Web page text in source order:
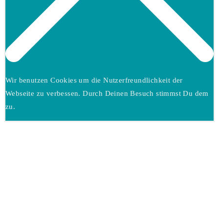
Wir benutzen Cookies um die Nutzerfreundlichkeit der
Webseite zu verbessen. Durch Deinen Besuch stimmst Du dem
zu.